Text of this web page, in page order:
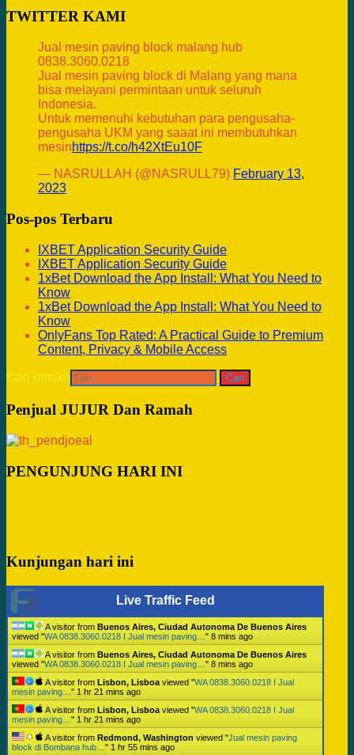
TWITTER KAMI
Jual mesin paving block malang hub
0838.3060.0218
Jual mesin paving block di Malang yang mana
bisa melayani permintaan untuk seluruh
Indonesia.
Untuk memenuhi kebutuhan para pengusaha-
pengusaha UKM yang saaat ini membutuhkan
mesinhttps://t.co/h42XtEu10F
— NASRULLAH (@NASRULL79) February 13,
2023
Pos-pos Terbaru
IXBET Application Security Guide
IXBET Application Security Guide
1xBet Download the App Install: What You Need to
Know
1xBet Download the App Install: What You Need to
Know
OnlyFans Top Rated: A Practical Guide to Premium
Content, Privacy & Mobile Access
Cari untuk:
Penjual JUJUR Dan Ramah
PENGUNJUNG HARI INI
Kunjungan hari ini
Live Traffic Feed
A visitor from Buenos Aires, Ciudad Autonoma De Buenos Aires
viewed "WA 0838.3060.0218 I Jual mesin paving… " 8 mins ago
A visitor from Buenos Aires, Ciudad Autonoma De Buenos Aires
viewed "WA 0838.3060.0218 I Jual mesin paving… " 8 mins ago
A visitor from Lisbon, Lisboa viewed "WA 0838.3060.0218 I Jual
mesin paving… " 1 hr 21 mins ago
A visitor from Lisbon, Lisboa viewed "WA 0838.3060.0218 I Jual
mesin paving… " 1 hr 21 mins ago
A visitor from Redmond, Washington viewed "Jual mesin paving
block di Bombana hub… " 1 hr 55 mins ago